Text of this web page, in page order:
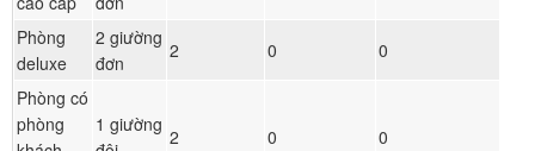
Phòng
deluxe
2 giường
đơn
2 0 0
Phòng có
phòng
1 giường
2 0 0